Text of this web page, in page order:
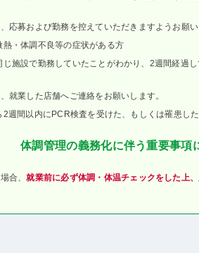
応募および勤務を控えていただきますようお願い
熱・体調不良等の症状がある方
じ施設で勤務していたことがわかり、2週間経過
就業した店舗へご連絡をお願いします。
2週間以内にPCR検査を受けた、もしくは罹患し
体調管理の義務化に伴う重要事項
合、就業前に必ず体調・体温チェックをした上